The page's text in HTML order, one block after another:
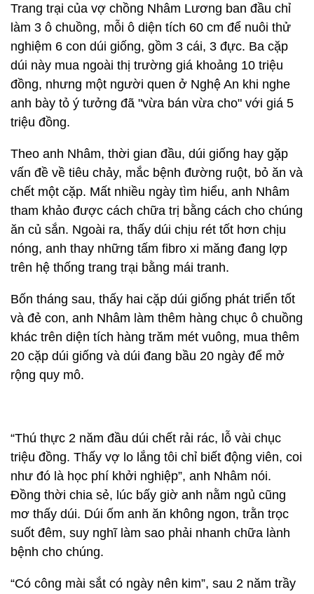
Trang trại của vợ chồng Nhâm Lương ban đầu chỉ
làm 3 ô chuồng, mỗi ô diện tích 60 cm để nuôi thử
nghiệm 6 con dúi giống, gồm 3 cái, 3 đực. Ba cặp
dúi này mua ngoài thị trường giá khoảng 10 triệu
đồng, nhưng một người quen ở Nghệ An khi nghe
anh bày tỏ ý tưởng đã "vừa bán vừa cho" với giá 5
triệu đồng.
Theo anh Nhâm, thời gian đầu, dúi giống hay gặp
vấn đề về tiêu chảy, mắc bệnh đường ruột, bỏ ăn và
chết một cặp. Mất nhiều ngày tìm hiểu, anh Nhâm
tham khảo được cách chữa trị bằng cách cho chúng
ăn củ sắn. Ngoài ra, thấy dúi chịu rét tốt hơn chịu
nóng, anh thay những tấm fibro xi măng đang lợp
trên hệ thống trang trại bằng mái tranh.
Bốn tháng sau, thấy hai cặp dúi giống phát triển tốt
và đẻ con, anh Nhâm làm thêm hàng chục ô chuồng
khác trên diện tích hàng trăm mét vuông, mua thêm
20 cặp dúi giống và dúi đang bầu 20 ngày để mở
rộng quy mô.
“Thú thực 2 năm đầu dúi chết rải rác, lỗ vài chục
triệu đồng. Thấy vợ lo lắng tôi chỉ biết động viên, coi
như đó là học phí khởi nghiệp”, anh Nhâm nói.
Đồng thời chia sẻ, lúc bấy giờ anh nằm ngủ cũng
mơ thấy dúi. Dúi ốm anh ăn không ngon, trằn trọc
suốt đêm, suy nghĩ làm sao phải nhanh chữa lành
bệnh cho chúng.
“Có công mài sắt có ngày nên kim”, sau 2 năm trầy